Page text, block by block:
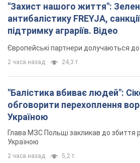
"Захист нашого життя":
антибалістику FREYJA,
підтримку аграріїв. Відео
Європейські партнери долучаються до
2 часа назад 24,3 т.
"Балістика вбиває людей":
обговорити перехоплення
Україною
Глава МЗС Польщі закликав до збиття
Україною
2 часа назад 5,2 т.